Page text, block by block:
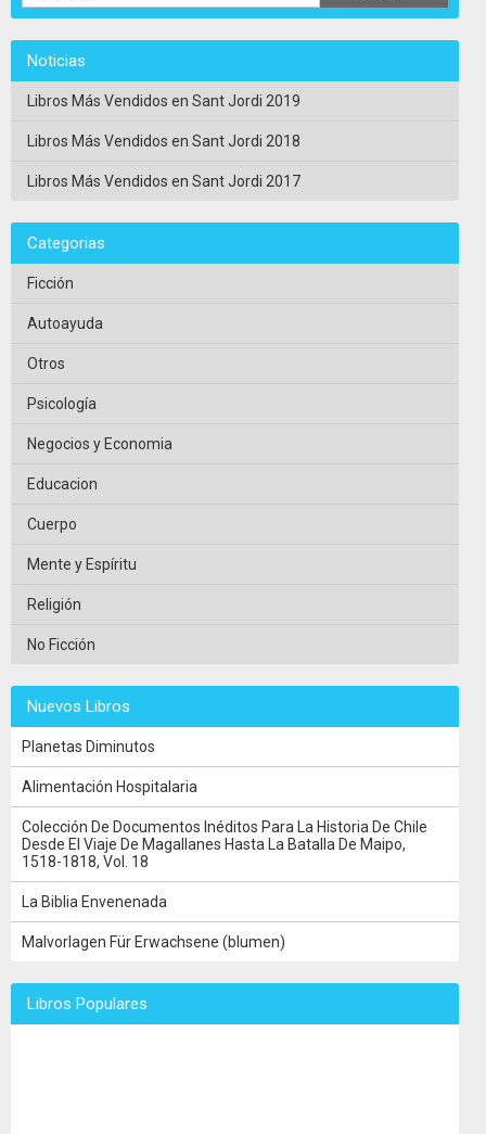
Noticias
Libros Más Vendidos en Sant Jordi 2019
Libros Más Vendidos en Sant Jordi 2018
Libros Más Vendidos en Sant Jordi 2017
Categorias
Ficción
Autoayuda
Otros
Psicología
Negocios y Economia
Educacion
Cuerpo
Mente y Espíritu
Religión
No Ficción
Nuevos Libros
Planetas Diminutos
Alimentación Hospitalaria
Colección De Documentos Inéditos Para La Historia De Chile
Desde El Viaje De Magallanes Hasta La Batalla De Maipo,
1518-1818, Vol. 18
La Biblia Envenenada
Malvorlagen Für Erwachsene (blumen)
Libros Populares